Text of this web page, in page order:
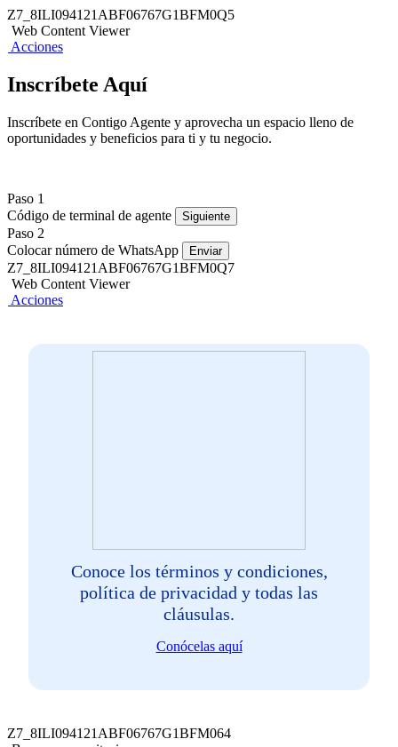
Z7_8ILI094121ABF06767G1BFM0Q5
Web Content Viewer
Acciones
Inscríbete Aquí
Inscríbete en Contigo Agente y aprovecha un espacio lleno de
oportunidades y beneficios para ti y tu negocio.​
Paso 1
Código de terminal de agente
Siguiente
Paso 2
Colocar número de WhatsApp
Enviar
Z7_8ILI094121ABF06767G1BFM0Q7
Web Content Viewer
Acciones
Conoce los términos y condiciones,
política de privacidad y todas las
cláusulas.
Conócelas aquí
Z7_8ILI094121ABF06767G1BFM064